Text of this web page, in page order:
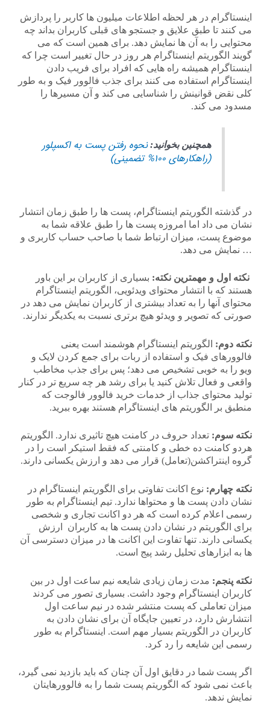
اینستاگرام در هر لحظه اطلاعات میلیون ها کاربر را پردازش
می کنند تا طبق علایق و جستجو های قبلی کاربران بداند چه
محتوایی را به آن ها نمایش دهد. برای همین است که می
گویند الگوریتم اینستاگرام هر روز در حال تغییر است چرا که
اینستاگرام همیشه راه هایی که افراد برای فریب دادن
اینستاگرام استفاده می کنند برای جذب فالوور فیک و به طور
کلی نقض قوانینش را شناسایی می کند و آن مسیرها را
مسدود می کند.
همچنین بخوانید: نحوه رفتن پست به اکسپلور
(راهکارهای ۱۰۰% تضمینی)
در گذشته الگوریتم اینستاگرام، پست ها را طبق زمان انتشار
نشان می داد اما امروزه پست ها را طبق علاقه شما به
موضوع پست، میزان ارتباط شما با صاحب حساب کاربری و
… نمایش می دهد.
نکته اول و مهمترین نکته: بسیاری از کاربران بر این باور
هستند که با انتشار محتوای ویدئویی، الگوریتم اینستاگرام
محتوای آنها را به تعداد بیشتری از کاربران نمایش می دهد در
صورتی که تصویر و ویدئو هیچ برتری نسبت به یکدیگر ندارند.
نکته دوم: الگوریتم اینستاگرام هوشمند است یعنی
فالوورهای فیک و استفاده از ربات برای جمع کردن لایک و
ویو را به خوبی تشخیص می دهد؛ پس برای جذب مخاطب
واقعی و فعال تلاش کنید یا برای رشد هر چه سریع تر در کنار
تولید محتوای جذاب از خدمات خرید فالوور فالوجت که
منطبق بر الگوریتم های اینستاگرام هستند بهره ببرید.
نکته سوم: تعداد حروف در کامنت هیچ تاثیری ندارد. الگوریتم
هردو کامنت ده خطی و کامنتی که فقط استیکر است را در
گروه اینتراکشن(تعامل) قرار می دهد و ارزش یکسانی دارند.
نکته چهارم: نوع اکانت تفاوتی برای الگوریتم اینستاگرام در
نشان دادن پست ها و محتواها ندارد. تیم اینستاگرام به طور
رسمی اعلام کرده است که هر دو اکانت تجاری و شخصی
برای الگوریتم در نشان دادن پست ها به کاربران ارزش
یکسانی دارند. تنها تفاوت این اکانت ها در میزان دسترسی آن
ها به ابزارهای تحلیل رشد پیج است.
نکته پنجم: مدت زمان زیادی شایعه نیم ساعت اول در بین
کاربران اینستاگرام وجود داشت. بسیاری تصور می کردند
میزان تعاملی که پست منتشر شده در نیم ساعت اول
انتشارش دارد، در تعیین جایگاه آن برای نشان دادن به
کاربران در الگوریتم بسیار مهم است. اینستاگرام به طور
رسمی این شایعه را رد کرد.
اگر پست شما در دقایق اول آن چنان که باید بازدید نمی گیرد،
باعث نمی شود که الگوریتم پست شما را به فالوورهایتان
نمایش ندهد.